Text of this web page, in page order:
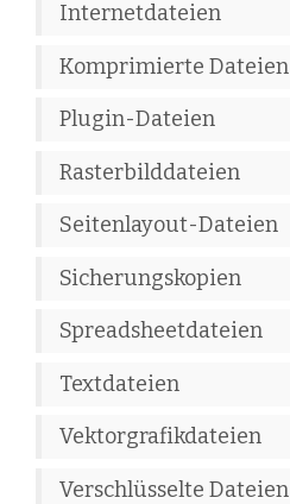
Internetdateien
Komprimierte Dateien
Plugin-Dateien
Rasterbilddateien
Seitenlayout-Dateien
Sicherungskopien
Spreadsheetdateien
Textdateien
Vektorgrafikdateien
Verschlüsselte Dateien